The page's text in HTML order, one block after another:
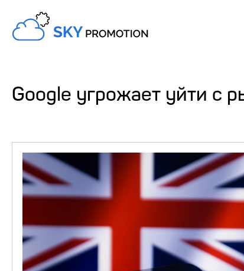
Google угрожает уйти с